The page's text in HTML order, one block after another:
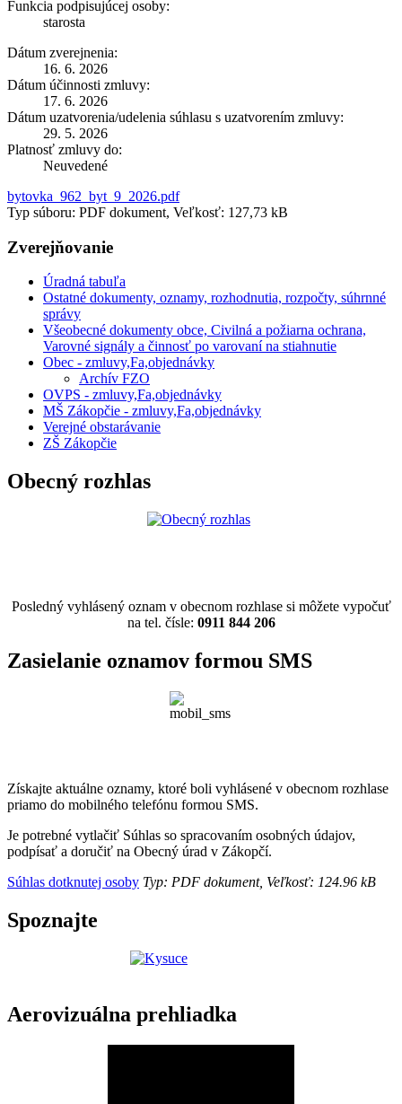
Funkcia podpisujúcej osoby:
starosta
Dátum zverejnenia:
16. 6. 2026
Dátum účinnosti zmluvy:
17. 6. 2026
Dátum uzatvorenia/udelenia súhlasu s uzatvorením zmluvy:
29. 5. 2026
Platnosť zmluvy do:
Neuvedené
bytovka_962_byt_9_2026.pdf
Typ súboru: PDF dokument, Veľkosť: 127,73 kB
Zverejňovanie
Úradná tabuľa
Ostatné dokumenty, oznamy, rozhodnutia, rozpočty, súhrnné
správy
Všeobecné dokumenty obce, Civilná a požiarna ochrana,
Varovné signály a činnosť po varovaní na stiahnutie
Obec - zmluvy,Fa,objednávky
Archív FZO
OVPS - zmluvy,Fa,objednávky
MŠ Zákopčie - zmluvy,Fa,objednávky
Verejné obstarávanie
ZŠ Zákopčie
Obecný rozhlas
Posledný vyhlásený oznam v obecnom rozhlase si môžete vypočuť
na tel. čísle: 0911 844 206
Zasielanie oznamov formou SMS
Získajte aktuálne oznamy, ktoré boli vyhlásené v obecnom rozhlase
priamo do mobilného telefónu formou SMS.
Je potrebné vytlačiť Súhlas so spracovaním osobných údajov,
podpísať a doručiť na Obecný úrad v Zákopčí.
Súhlas dotknutej osoby Typ: PDF dokument, Veľkosť: 124.96 kB
Spoznajte
Aerovizuálna prehliadka